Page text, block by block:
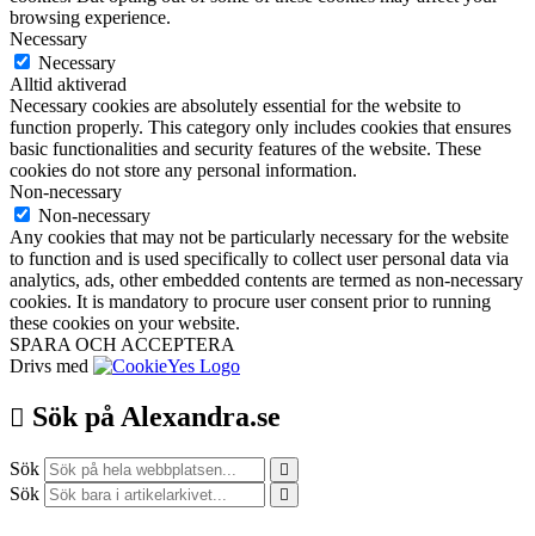
browsing experience.
Necessary
Necessary
Alltid aktiverad
Necessary cookies are absolutely essential for the website to
function properly. This category only includes cookies that ensures
basic functionalities and security features of the website. These
cookies do not store any personal information.
Non-necessary
Non-necessary
Any cookies that may not be particularly necessary for the website
to function and is used specifically to collect user personal data via
analytics, ads, other embedded contents are termed as non-necessary
cookies. It is mandatory to procure user consent prior to running
these cookies on your website.
SPARA OCH ACCEPTERA
Drivs med
Sök på Alexandra.se
Sök
Sök